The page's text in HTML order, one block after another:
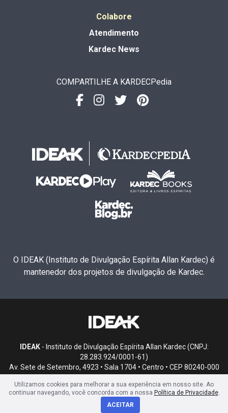
Colabore
Atendimento
Kardec News
COMPARTILHE A KARDECPedia
O IDEAK (Instituto de Divulgação Espírita Allan Kardec) é
mantenedor dos projetos de divulgação de Kardec.
IDEAK- Instituto de Divulgação Espírita Allan Kardec (CNPJ:
28.283.924/0001-61)
Av. Sete de Setembro, 4923 • Sala 1704 • Centro • CEP 80240-000
Utilizamos cookies para melhorar a sua experiência em nosso site. Ao
continuar navegando, você concorda com a nossa Política de Privacidade.
ACEITAR